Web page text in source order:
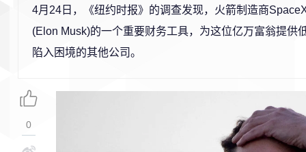
4月24日，《纽约时报》的调查发现，火箭制造商
(Elon Musk)的一个重要财务工具，为这位亿万富翁提供
陷入困境的其他公司。
0